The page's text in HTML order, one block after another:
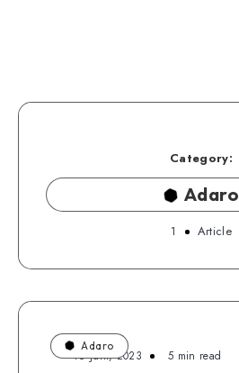
Category:
Adaro
1 Article
Adaro
16 Juni, 2023 5 min read